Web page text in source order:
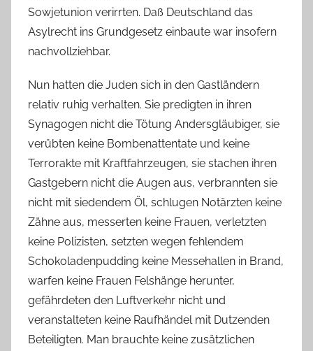
Sowjetunion verirrten. Daß Deutschland das
Asylrecht ins Grundgesetz einbaute war insofern
nachvollziehbar.
Nun hatten die Juden sich in den Gastländern
relativ ruhig verhalten. Sie predigten in ihren
Synagogen nicht die Tötung Andersgläubiger, sie
verübten keine Bombenattentate und keine
Terrorakte mit Kraftfahrzeugen, sie stachen ihren
Gastgebern nicht die Augen aus, verbrannten sie
nicht mit siedendem Öl, schlugen Notärzten keine
Zähne aus, messerten keine Frauen, verletzten
keine Polizisten, setzten wegen fehlendem
Schokoladenpudding keine Messehallen in Brand,
warfen keine Frauen Felshänge herunter,
gefährdeten den Luftverkehr nicht und
veranstalteten keine Raufhändel mit Dutzenden
Beteiligten. Man brauchte keine zusätzlichen